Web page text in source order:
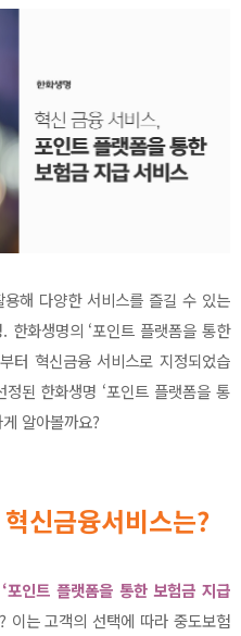
해 다양한 서비스를 즐길 수 있는
한화생명의 ‘포인트 플랫폼을 통한
터 혁신금융 서비스로 지정되었습
된 한화생명 ‘포인트 플랫폼을 통
알아볼까요?
신금융서비스는?
포인트 플랫폼을 통한 보험금 지급
이는 고객의 선택에 따라 중도보험